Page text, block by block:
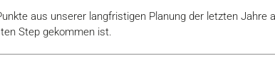
aus unserer langfristigen Planung der letzten
Step gekommen ist.